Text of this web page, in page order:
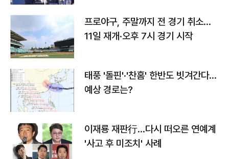
프로야구, 주말까지 전 경기 취소…
11일 재개·오후 7시 경기 시작
태풍 '돌핀'·'찬홈' 한반도 빗겨간다…
예상 경로는?
이재룡 재판行…다시 떠오른 연예계
'사고 후 미조치' 사례